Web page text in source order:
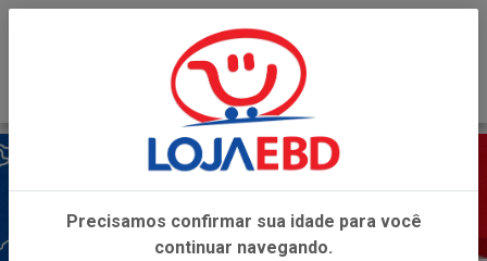
Precisamos confirmar sua idade para você
continuar navegando.